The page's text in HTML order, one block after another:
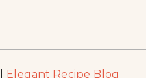
Elegant Recipe Blog